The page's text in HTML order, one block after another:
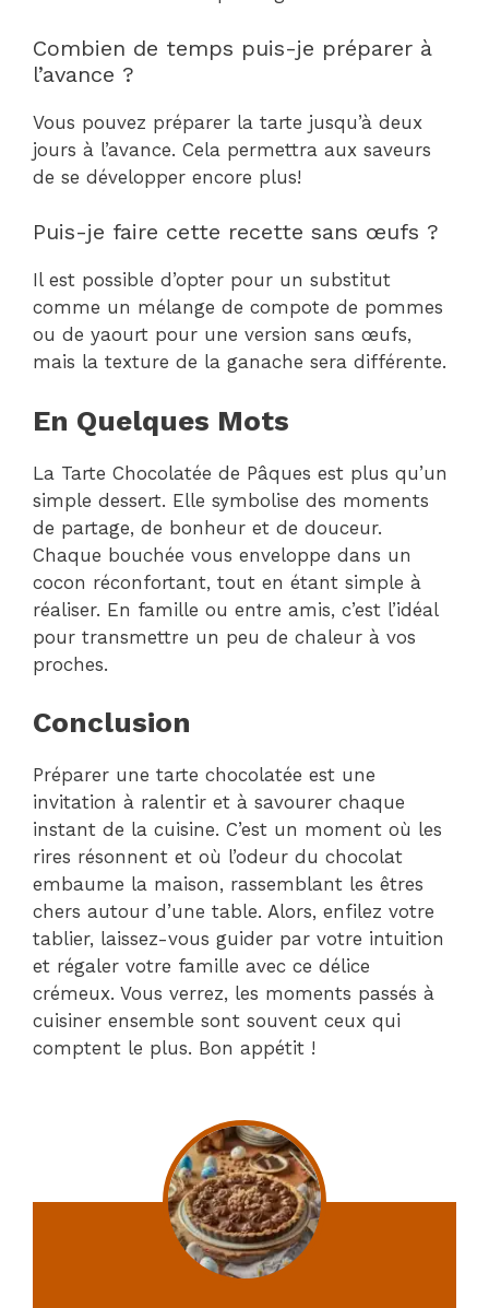
Combien de temps puis-je préparer à
l’avance ?
Vous pouvez préparer la tarte jusqu’à deux
jours à l’avance. Cela permettra aux saveurs
de se développer encore plus!
Puis-je faire cette recette sans œufs ?
Il est possible d’opter pour un substitut
comme un mélange de compote de pommes
ou de yaourt pour une version sans œufs,
mais la texture de la ganache sera différente.
En Quelques Mots
La Tarte Chocolatée de Pâques est plus qu’un
simple dessert. Elle symbolise des moments
de partage, de bonheur et de douceur.
Chaque bouchée vous enveloppe dans un
cocon réconfortant, tout en étant simple à
réaliser. En famille ou entre amis, c’est l’idéal
pour transmettre un peu de chaleur à vos
proches.
Conclusion
Préparer une tarte chocolatée est une
invitation à ralentir et à savourer chaque
instant de la cuisine. C’est un moment où les
rires résonnent et où l’odeur du chocolat
embaume la maison, rassemblant les êtres
chers autour d’une table. Alors, enfilez votre
tablier, laissez-vous guider par votre intuition
et régaler votre famille avec ce délice
crémeux. Vous verrez, les moments passés à
cuisiner ensemble sont souvent ceux qui
comptent le plus. Bon appétit !